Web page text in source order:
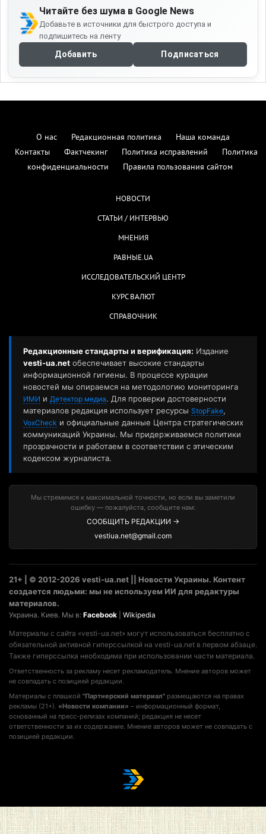
Читайте без шума в Google News
Добавьте в источники для быстрого доступа и
подпишитесь на ленту
Добавить Подписаться
О нас Редакционная политика
Наша команда
Контакты
Фактчекинг Политика исправлений
Политика
конфиденциальности
Правила пользования сайтом
НОВОСТИ
СТАТЬИ / ИНТЕРВЬЮ
МНЕНИЯ
РАВНЫЕ.UA
ИССЛЕДОВАТЕЛЬСКИЙ ЦЕНТР
КУРС ВАЛЮТ
СПРАВОЧНИК
Редакционные стандарты и верификация: Издание
vesti-ua.net обеспечивает высокие стандарты
информационной гигиены. В процессе курации
новостей мы опираемся на методологию мониторинга
ИМИ и Детектор медиа. Для проверки достоверности
материалов редакция использует ресурсы StopFake,
VoxCheck и официальные данные Центра стратегических
коммуникаций Украины. Мы придерживаемся политики
прозрачности и работаем в соответствии с этическим
кодексом журналиста.
Мы стремимся к максимальной точности, но если вы заметили
ошибку — пожалуйста, сообщите нам:
СООБЩИТЬ РЕДАКЦИИ →
vestiua.net@gmail.com
21+ | © 2012-2026 vesti-ua.net || Новости Украины. Контент
создается людьми: мы не используем ИИ для редактуры
материалов.
Украина. Киев. Мы в: Facebook Wikipedia
Материалы с сайта «vesti-ua.net» могут использоваться бесплатно с
обязательной активной гиперссылкой на vesti-ua.net в первом абзаце.
Также гиперссылка необходима при использовании части материала.
Ответственность за рекламу несет рекламодатель. Мнение авторов может
не совпадать с позицией редакции.
Материалы с плашкой "Партнерский материал" размещаются на правах
рекламы (21+). «Новости компании» – информационный формат,
основанный на пресс-релизах компаний; редакция не несет
ответственности за их содержание. Мнение авторов может не совпадать с
позицией редакции.